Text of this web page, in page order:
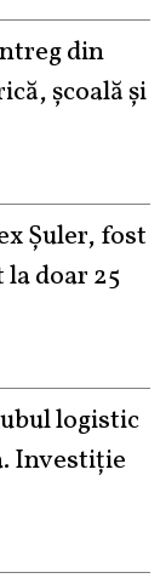
din
școală și
Șuler, fost
doar 25
logistic
Investiție